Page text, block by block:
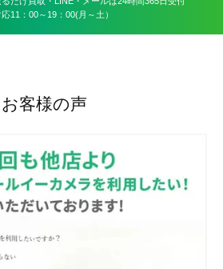
11：00～19：00(月～土）
お客様の声